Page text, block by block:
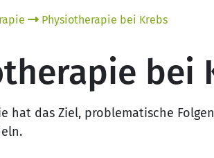
Physiotherapie bei Krebs
bei
hat das Ziel, problematische